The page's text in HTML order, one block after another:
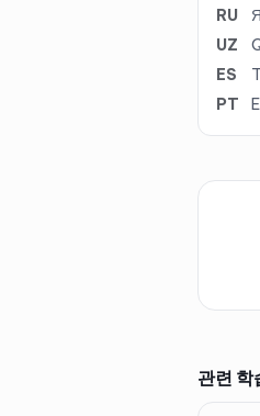
RU
UZ
ES
PT
관련 학